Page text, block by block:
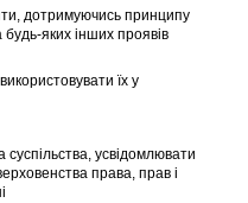
дотримуючись принципу
яких інших проявів
їх у
суспільства, усвідомлювати
права, прав і